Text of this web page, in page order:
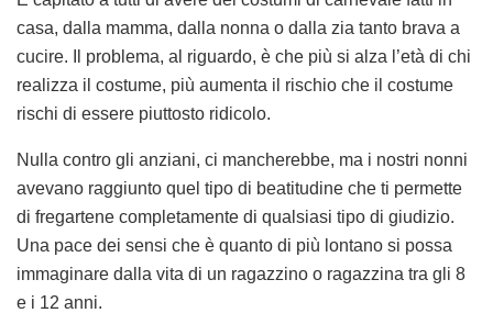
casa, dalla mamma, dalla nonna o dalla zia tanto brava a
cucire. Il problema, al riguardo, è che più si alza l’età di chi
realizza il costume, più aumenta il rischio che il costume
rischi di essere piuttosto ridicolo.
Nulla contro gli anziani, ci mancherebbe, ma i nostri nonni
avevano raggiunto quel tipo di beatitudine che ti permette
di fregartene completamente di qualsiasi tipo di giudizio.
Una pace dei sensi che è quanto di più lontano si possa
immaginare dalla vita di un ragazzino o ragazzina tra gli 8
e i 12 anni.